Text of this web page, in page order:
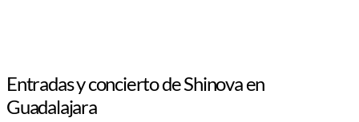
Entradas y concierto de Shinova en
Guadalajara